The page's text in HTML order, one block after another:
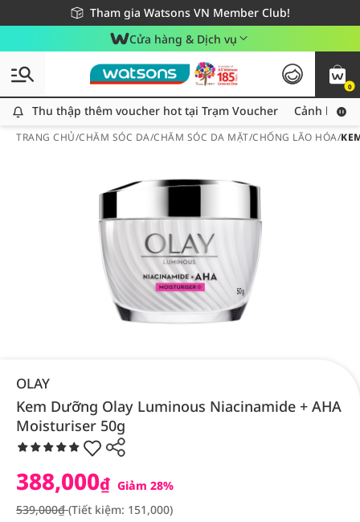
Tham gia Watsons VN Member Club!
Miễn phí giao hàng cho đơn hàng từ 249,000Đ
Giao hàng nhanh 24h - Áp dụng khu vực TP. Hồ Chí Minh
Cửa hàng & Dịch vụ
0
Thu thập thêm voucher hot tại Trạm Voucher
Thu thập thêm voucher hot tại Trạm Voucher Cảnh báo
TRANG CHỦ/CHĂM SÓC DA/CHĂM SÓC DA MẶT/CHỐNG LÃO HÓA/
OLAY
Kem Dưỡng Olay Luminous Niacinamide + AHA
Moisturiser 50g
388,000₫ Giảm 28%
539,000₫(Tiết kiệm: 151,000)